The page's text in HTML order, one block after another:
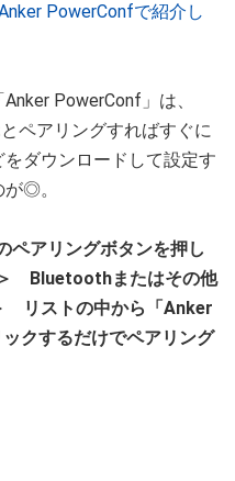
PowerConfで紹介し
PowerConf」は、
ペアリングすればすぐに
ダウンロードして設定す
◎。
ペアリングボタンを押し
Bluetoothまたはその他
リストの中から「Anker
クするだけでペアリング